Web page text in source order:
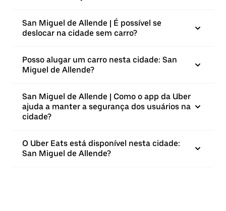
San Miguel de Allende | É possível se
deslocar na cidade sem carro?
Posso alugar um carro nesta cidade: San
Miguel de Allende?
San Miguel de Allende | Como o app da Uber
ajuda a manter a segurança dos usuários na
cidade?
O Uber Eats está disponível nesta cidade:
San Miguel de Allende?